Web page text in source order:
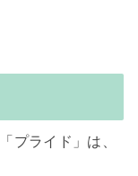
プライド」は、